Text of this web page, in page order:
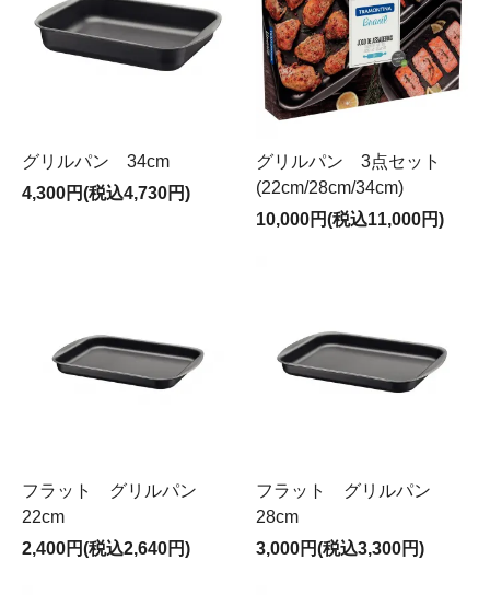
グリルパン 34cm
4,300円(税込4,730円)
グリルパン 3点セット
(22cm/28cm/34cm)
10,000円(税込11,000円)
フラット グリルパン
22cm
2,400円(税込2,640円)
フラット グリルパン
28cm
3,000円(税込3,300円)